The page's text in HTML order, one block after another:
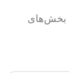
بخش‌های